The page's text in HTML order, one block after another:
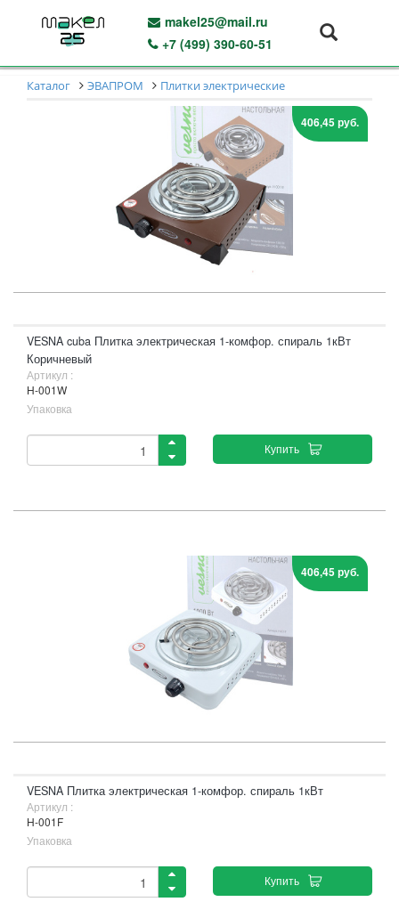
makel25@mail.ru
+7 (499) 390-60-51
Каталог ЭВАПРОМ Плитки электрические
406,45 руб.
VESNA cuba Плитка электрическая 1-комфор. спираль 1кВт
Коричневый
Артикул :
H-001W
Упаковка
Купить
406,45 руб.
VESNA Плитка электрическая 1-комфор. спираль 1кВт
Артикул :
H-001F
Упаковка
Купить